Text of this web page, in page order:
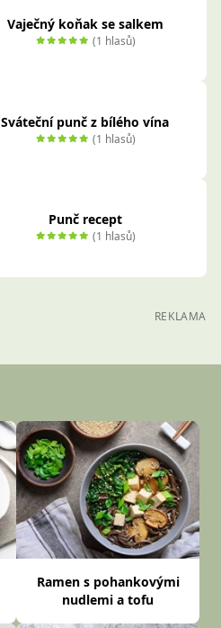
Vaječný koňak se salkem
(1 hlasů)
Sváteční punč z bílého vína
(1 hlasů)
Punč recept
(1 hlasů)
REKLAMA
Ramen s pohankovými
nudlemi a tofu